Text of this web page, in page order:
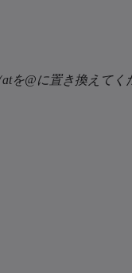
を@に置き換えてく